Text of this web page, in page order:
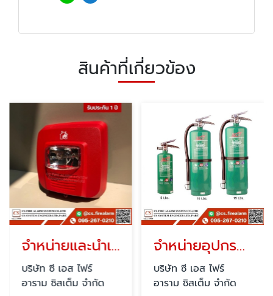
สินค้าที่เกี่ยวข้อง
จำหน่ายและนำเข้าอุปกรณ์ Fire Alarm
บริษัท ซี เอส ไฟร์
อาราม ซิสเต็ม จำกัด
จำหน่ายอุปกรณ์แจ้งเหตุเพลิงไหม้
บริษัท ซี เอส ไฟร์
อาราม ซิสเต็ม จำกัด